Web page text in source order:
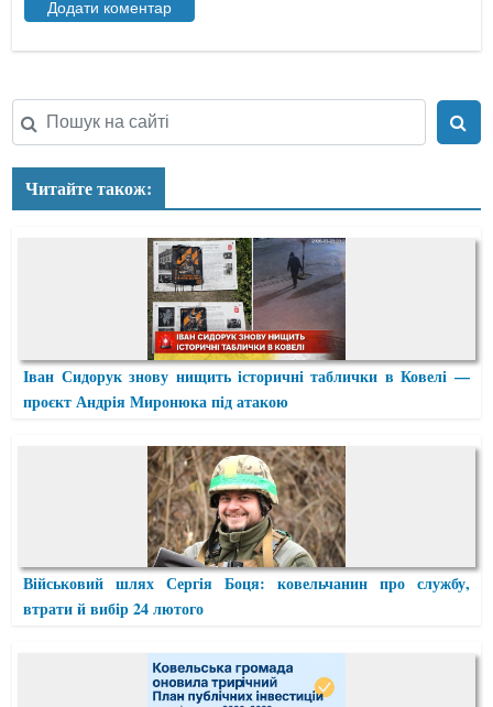
Читайте також:
Іван Сидорук знову нищить історичні таблички в Ковелі —
проєкт Андрія Миронюка під атакою
Військовий шлях Сергія Боця: ковельчанин про службу,
втрати й вибір 24 лютого